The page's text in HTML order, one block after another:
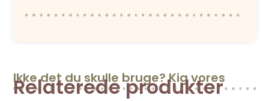
Ikke det du skulle bruge? Kig vores
Relaterede produkter